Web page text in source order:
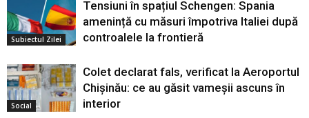
Subiectul Zilei
Tensiuni în spațiul Schengen: Spania
amenință cu măsuri împotriva Italiei după
controalele la frontieră
Social
Colet declarat fals, verificat la Aeroportul
Chișinău: ce au găsit vameșii ascuns în
interior